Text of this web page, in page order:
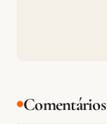
Comentários